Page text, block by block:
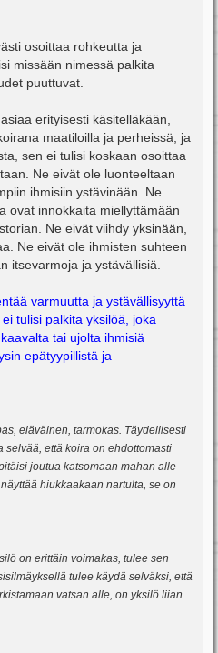
osoittaa rohkeutta ja
missään nimessä palkita
puuttuvat.
erityisesti käsitelläkään,
maatiloilla ja perheissä, ja
sen ei tulisi koskaan osoittaa
Ne eivät ole luonteeltaan
ihmisiin ystävinään. Ne
ovat innokkaita miellyttämään
Ne eivät viihdy yksinään,
Ne eivät ole ihmisten suhteen
itsevarmoja ja ystävällisiä.
varmuutta ja ystävällisyyttä
tulisi palkita yksilöä, joka
tai ujolta ihmisiä
epätyypillistä ja
eläväinen, tarmokas. Täydellisesti
selvää, että koira on ehdottomasti
joutua katsomaan mahan alle
hiukkaakaan nartulta, se on
on erittäin voimakas, tulee sen
tulee käydä selväksi, että
vatsan alle, on yksilö liian